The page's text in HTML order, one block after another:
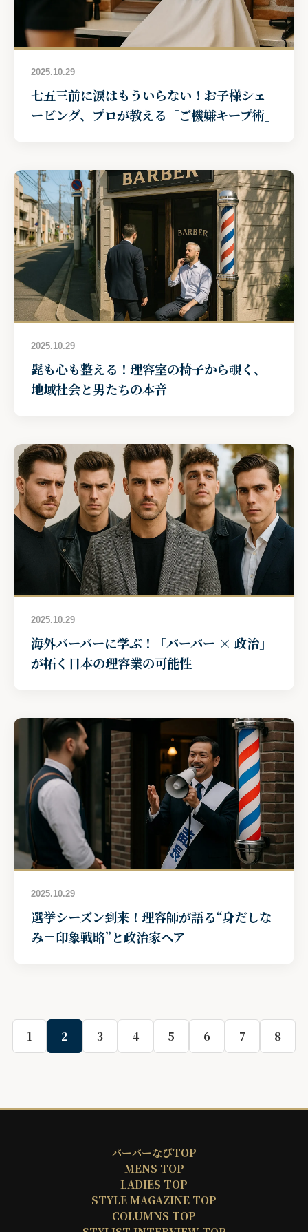
2025.10.29
七五三前に涙はもういらない！お子様シェ
ービング、プロが教える「ご機嫌キープ術」
2025.10.29
髭も心も整える！理容室の椅子から覗く、
地域社会と男たちの本音
2025.10.29
海外バーバーに学ぶ！「バーバー × 政治」
が拓く日本の理容業の可能性
2025.10.29
選挙シーズン到来！理容師が語る“身だしな
み＝印象戦略”と政治家ヘア
1 2 3 4 5 6 7 8
バーバーなびTOP
MENS TOP
LADIES TOP
STYLE MAGAZINE TOP
COLUMNS TOP